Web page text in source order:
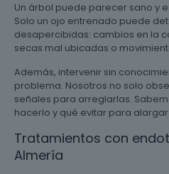
Un árbol puede parecer sano y
Solo un ojo entrenado puede
desapercibidas: cambios en la
secas mal ubicadas o
Además, intervenir sin
problema. Nosotros no solo
señales para arreglarlas.
hacerlo y qué evitar para
Tratamientos con
Almería